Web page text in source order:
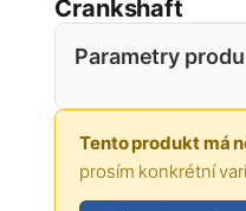
Crankshaft
Parametry
Tento produkt má
prosím konkrétní